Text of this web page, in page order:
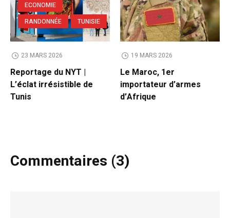
ECONOMIE
RANDONNÉE
TUNISIE
23 MARS 2026
Reportage du NYT |
L’éclat irrésistible de
Tunis
19 MARS 2026
Le Maroc, 1er
importateur d’armes
d’Afrique
Commentaires (3)